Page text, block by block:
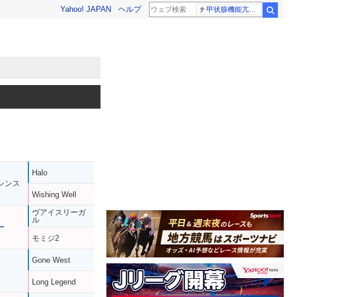
Yahoo! JAPAN ヘルプ
ンス
Halo
Wishing Well
ヴアイスリーガ
ル
モミジ2
Gone West
Long Legend